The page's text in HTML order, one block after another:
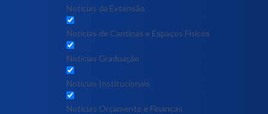
Notícias da Extensão
Notícias de Cantinas e Espaços Físicos
Notícias Graduação
Notícias Institucionais
Notícias Orçamento e Finanças